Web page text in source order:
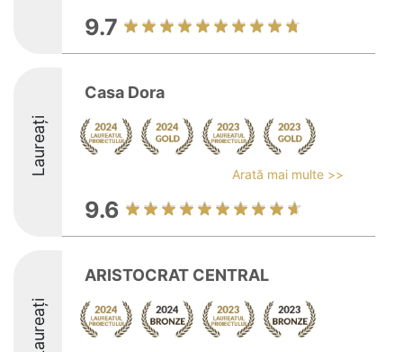
9.7
Laureați
Casa Dora
Arată mai multe >>
9.6
Laureați
ARISTOCRAT CENTRAL